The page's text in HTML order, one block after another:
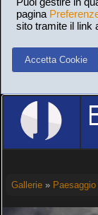
pagina
sito tramite il link
Accetta Cookie
Gallerie»